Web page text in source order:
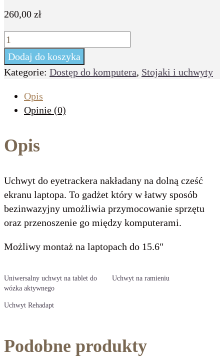
260,00 zł
ilość
Uchwyt
do
trackera
Dodaj do koszyka
Kategorie: Dostęp do komputera, Stojaki i uchwyty
Opis
Opinie (0)
Opis
Uchwyt do eyetrackera nakładany na dolną cześć
ekranu laptopa. To gadżet który w łatwy sposób
bezinwazyjny umożliwia przymocowanie sprzętu
oraz przenoszenie go między komputerami.
Możliwy montaż na laptopach do 15.6″
Uniwersalny uchwyt na tablet do
wózka aktywnego
Uchwyt na ramieniu
Uchwyt Rehadapt
Podobne produkty